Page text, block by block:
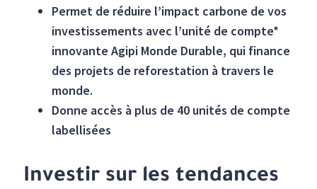
Permet de réduire l’impact carbone de vos
investissements avec l’unité de compte*
innovante Agipi Monde Durable, qui finance
des projets de reforestation à travers le
monde.
Donne accès à plus de 40 unités de compte
labellisées
Investir sur les tendances